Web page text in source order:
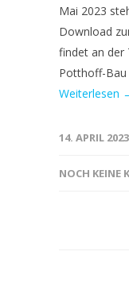
Mai 2023
Download
findet an der
Potthoff-Bau
Weiterlesen
14. APRIL 2023
NOCH KEINE